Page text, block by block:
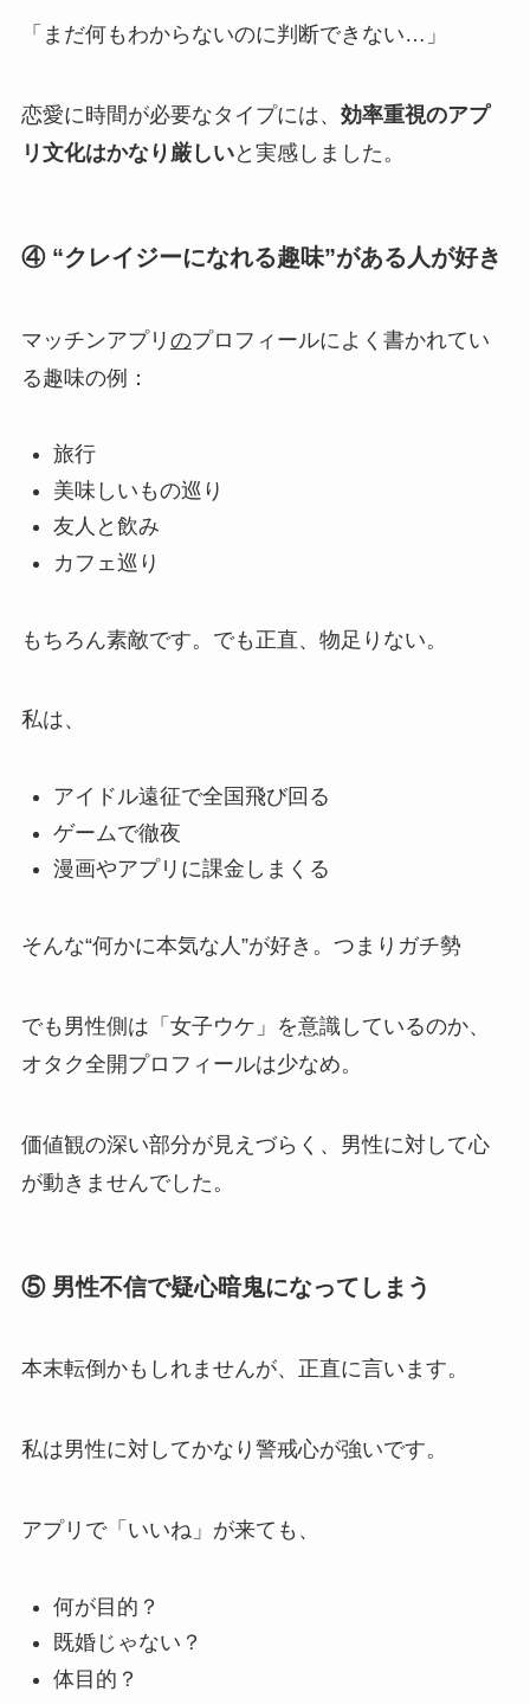
「まだ何もわからないのに判断できない…」
恋愛に時間が必要なタイプには、 効率重視のアプ
リ文化はかなり厳しいと実感しました。
④ “クレイジーになれる趣味”がある人が好き
マッチンアプリ のプロフィールによく書かれてい
る趣味の例：
旅行
美味しいもの巡り
友人と飲み
カフェ巡り
もちろん素敵です。でも正直、物足りない。
私は、
アイドル遠征で全国飛び回る
ゲームで徹夜
漫画やアプリに課金しまくる
そんな“何かに本気な人”が好き。つまりガチ勢
でも男性側は「女子ウケ」を意識しているのか、
オタク全開プロフィールは少なめ。
価値観の深い部分が見えづらく、男性に対して心
が動きませんでした。
⑤ 男性不信で疑心暗鬼になってしまう
本末転倒かもしれませんが、正直に言います。
私は男性に対してかなり警戒心が強いです。
アプリで「いいね」が来ても、
何が目的？
既婚じゃない？
体目的？